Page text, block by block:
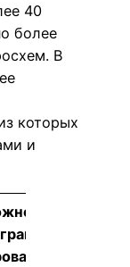
40
более
В
которых
и